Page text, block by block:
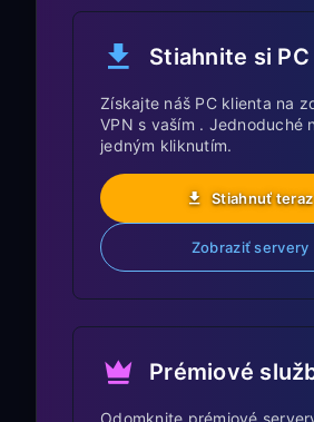
na PlayStation
Výber servera pre
US East Coast: Najlepšie
herných serverov
Europe (London/
Optimálne pre európske
Asia (Tokyo/Singapore):
ázijské herné servery a
Zníženie latencie
Stiahnite si
Získajte náš PC klienta na
VPN s vaším . Jednoduché
jedným kliknutím.
Stiahnuť teraz
Zobraziť servery
Prémiové
Odomknite prémiové